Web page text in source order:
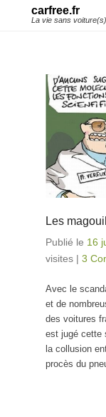
carfree.fr
La vie sans voiture(s)
Les
Publié le 16
visites | 3
Avec le
et de
des voitures
est jugé cette
la collusion
procès du